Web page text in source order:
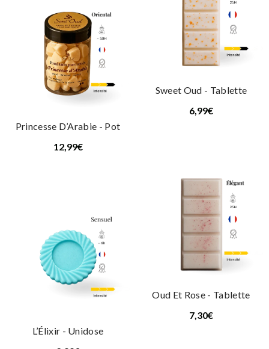
Sweet Oud - Tablette
6,99€
Princesse D’Arabie - Pot
12,99€
Oud Et Rose - Tablette
7,30€
L’Élixir - Unidose